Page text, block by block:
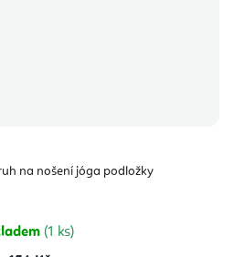
na nošení jóga podložky
(1 ks)